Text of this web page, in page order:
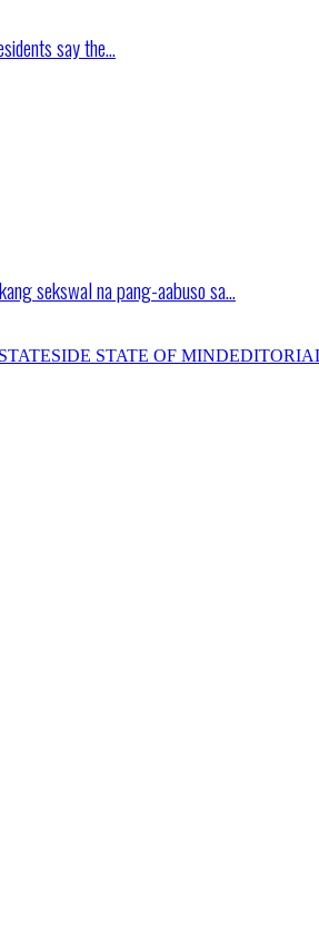
say the…
sekswal na pang-aabuso sa…
STATESIDE STATE OF MIND